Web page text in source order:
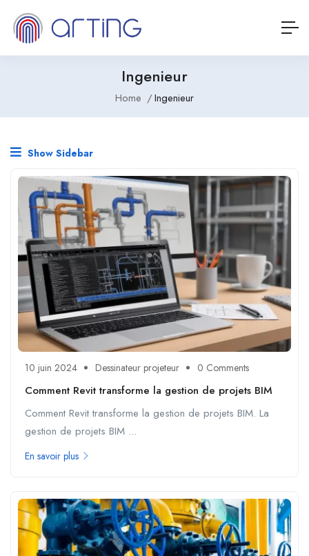
Ingenieur
Home Ingenieur
Show Sidebar
10 juin 2024 Dessinateur projeteur 0 Comments
Comment Revit transforme la gestion de projets BIM
Comment Revit transforme la gestion de projets BIM. La
gestion de projets BIM ...
En savoir plus